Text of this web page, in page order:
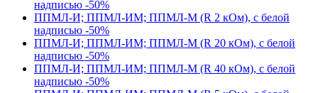
надписью -50%
ППМЛ-И; ППМЛ-ИМ; ППМЛ-М (R 2 кОм), с белой
надписью -50%
ППМЛ-И; ППМЛ-ИМ; ППМЛ-М (R 20 кОм), с белой
надписью -50%
ППМЛ-И; ППМЛ-ИМ; ППМЛ-М (R 40 кОм), с белой
надписью -50%